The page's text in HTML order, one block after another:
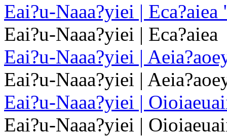
Eai?u-Naaa?yiei |
Eai?u-Naaa?yiei | Eca?aiea
Eai?u-Naaa?yiei |
Eai?u-Naaa?yiei |
Eai?u-Naaa?yiei |
Eai?u-Naaa?yiei |